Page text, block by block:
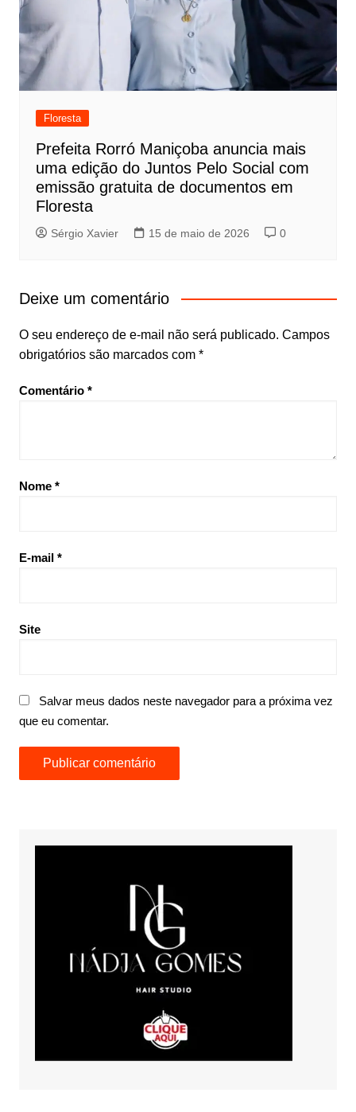
Floresta
Prefeita Rorró Maniçoba anuncia mais
uma edição do Juntos Pelo Social com
emissão gratuita de documentos em
Floresta
Sérgio Xavier 15 de maio de 2026 0
Deixe um comentário
O seu endereço de e-mail não será publicado. Campos
obrigatórios são marcados com *
Comentário *
Nome *
E-mail *
Site
Salvar meus dados neste navegador para a próxima vez
que eu comentar.